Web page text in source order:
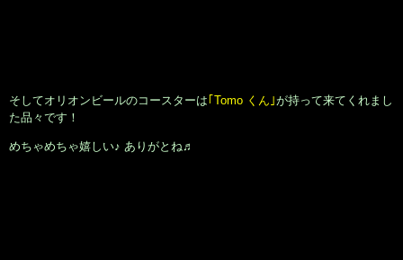
そしてオリオンビールのコースターは｢Tomo くん｣が持って来てくれまし
た品々です！
めちゃめちゃ嬉しい♪ ありがとね♬